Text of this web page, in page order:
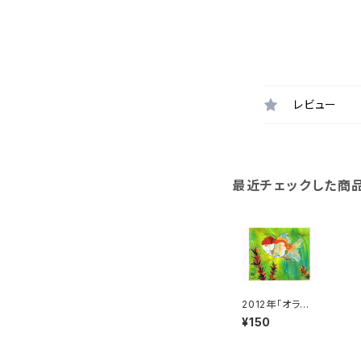
レビュー
最近チェックした商
2012年「オラン
ダ獅子頭」絵は
がき
¥150